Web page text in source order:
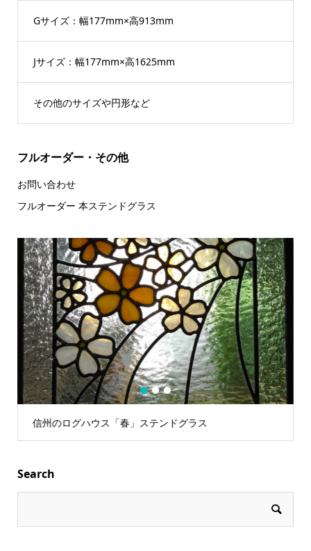
Gサイズ：幅177mm×高913mm
Jサイズ：幅177mm×高1625mm
その他のサイズや円形など
フルオーダー・その他
お問い合わせ
フルオーダー 本ステンドグラス
信州のログハウス「春」ステンドグラス
1 2 3
Search